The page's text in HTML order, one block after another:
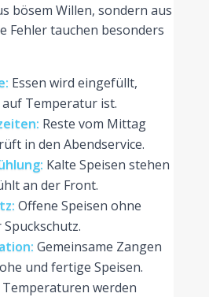
bösem Willen, sondern aus
Fehler tauchen besonders
Essen wird eingefüllt,
Temperatur ist.
Reste vom Mittag
in den Abendservice.
Kalte Speisen stehen
an der Front.
Offene Speisen ohne
Gemeinsame Zangen
und fertige Speisen.
Temperaturen werden